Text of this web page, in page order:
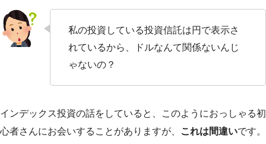
私の投資している投資信託は円で表示さ
れているから、ドルなんて関係ないんじ
ゃないの？
インデックス投資の話をしていると、このようにおっしゃる初
心者さんにお会いすることがありますが、
これは間違いです。